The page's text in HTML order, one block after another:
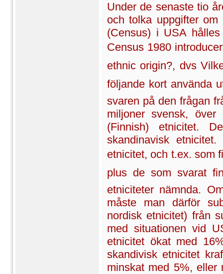
Under de senaste tio
och tolka uppgifter om
(Census) i USA
Census 1980
ethnic origin?, dvs
följande kort använda
svaren på den frågan
miljoner svensk,
(Finnish) etnicitet.
skandinavisk
etnicitet, och t.ex. som
plus de som svarat
etniciteter nämnda.
måste man därför
nordisk etnicitet) från
med situationen vid
etnicitet ökat med
skandivisk etnicitet
minskat med 5%, eller